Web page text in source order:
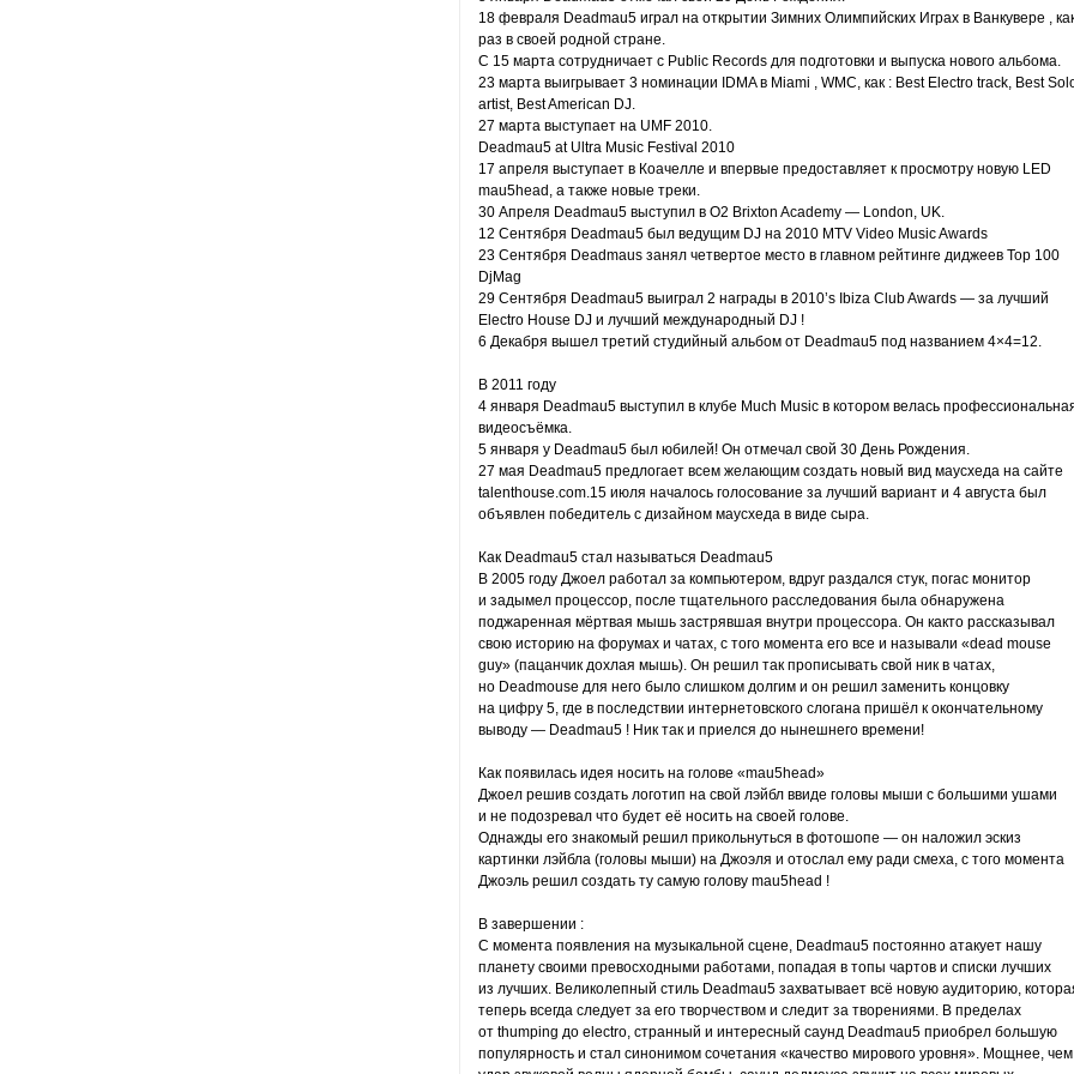
18 февраля Deadmau5 играл на открытии Зимних Олимпийских Играх в Ванкувере ,
раз в своей родной стране.
С 15 марта сотрудничает с Public Records для подготовки и выпуска нового альбома.
23 марта выигрывает 3 номинации IDMA в Miami , WMC, как : Best Electro track, Best
artist, Best American DJ.
27 марта выступает на UMF 2010.
Deadmau5 at Ultra Music Festival 2010
17 апреля выступает в Коачелле и впервые предоставляет к просмотру новую LED
mau5head, а также новые треки.
30 Апреля Deadmau5 выступил в O2 Brixton Academy — London, UK.
12 Сентября Deadmau5 был ведущим DJ на 2010 MTV Video Music Awards
23 Сентября Deadmaus занял четвертое место в главном рейтинге диджеев Top 100
DjMag
29 Сентября Deadmau5 выиграл 2 награды в 2010’s Ibiza Club Awards — за лучший
Electro House DJ и лучший международный DJ !
6 Декабря вышел третий студийный альбом от Deadmau5 под названием 4×4=12.
В 2011 году
4 января Deadmau5 выступил в клубе Much Music в котором велась
видеосъёмка.
5 января у Deadmau5 был юбилей! Он отмечал свой 30 День Рождения.
27 мая Deadmau5 предлогает всем желающим создать новый вид маусхеда на сайте
talenthouse.com.15 июля началось голосование за лучший вариант и 4 августа был
объявлен победитель с дизайном маусхеда в виде сыра.
Как Deadmau5 стал называться Deadmau5
В 2005 году Джоел работал за компьютером, вдруг раздался стук, погас монитор
и задымел процессор, после тщательного расследования была обнаружена
поджаренная мёртвая мышь застрявшая внутри процессора. Он както рассказывал
свою историю на форумах и чатах, с того момента его все и называли «dead mouse
guy» (пацанчик дохлая мышь). Он решил так прописывать свой ник в чатах,
но Deadmouse для него было слишком долгим и он решил заменить концовку
на цифру 5, где в последствии интернетовского слогана пришёл к окончательному
выводу — Deadmau5 ! Ник так и приелся до нынешнего времени!
Как появилась идея носить на голове «mau5head»
Джоел решив создать логотип на свой лэйбл ввиде головы мыши с большими ушами
и не подозревал что будет её носить на своей голове.
Однажды его знакомый решил прикольнуться в фотошопе — он наложил эскиз
картинки лэйбла (головы мыши) на Джоэля и отослал ему ради смеха, с того момента
Джоэль решил создать ту самую голову mau5head !
В завершении :
С момента появления на музыкальной сцене, Deadmau5 постоянно атакует нашу
планету своими превосходными работами, попадая в топы чартов и списки лучших
из лучших. Великолепный стиль Deadmau5 захватывает всё новую аудиторию,
теперь всегда следует за его творчеством и следит за творениями. В пределах
от thumping до electro, странный и интересный саунд Deadmau5 приобрел большую
популярность и стал синонимом сочетания «качество мирового уровня». Мощнее, чем